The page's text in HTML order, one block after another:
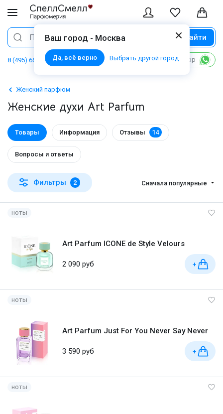
Ваш город - Москва
Да, всё верно Выбрать другой город
Поиск Найти
8 (495) 668 06 02 Написать в WhatsApp
Женский парфюм
Женские духи Art Parfum
Товары Информация Отзывы 14
Вопросы и ответы
Фильтры 2 Сначала популярные
ноты
Art Parfum ICONE de Style Velours
2 090 руб +
ноты
Art Parfum Just For You Never Say Never
3 590 руб +
ноты